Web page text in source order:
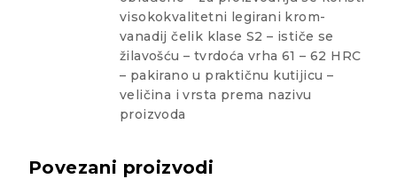
visokokvalitetni legirani krom-
vanadij čelik klase S2 – ističe se
žilavošću – tvrdoća vrha 61 – 62 HRC
– pakirano u praktičnu kutijicu –
veličina i vrsta prema nazivu
proizvoda
Povezani proizvodi